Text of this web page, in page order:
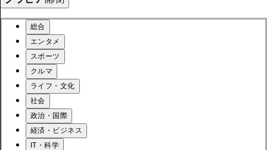
総合
エンタメ
スポーツ
クルマ
ライフ・文化
社会
政治・国際
経済・ビジネス
IT・科学